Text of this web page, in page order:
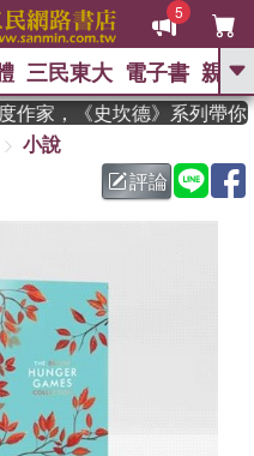
5
GO
東野圭吾
父親節 、 如果歷
暑期推薦 、 國際布克
漫遊錄、 方念華 、 台灣的李
三民東大 電子書 親子
家，《史坎德》系列帶你
小說
評論